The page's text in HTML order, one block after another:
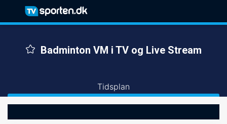
Badminton VM i TV og Live Stream
Tidsplan